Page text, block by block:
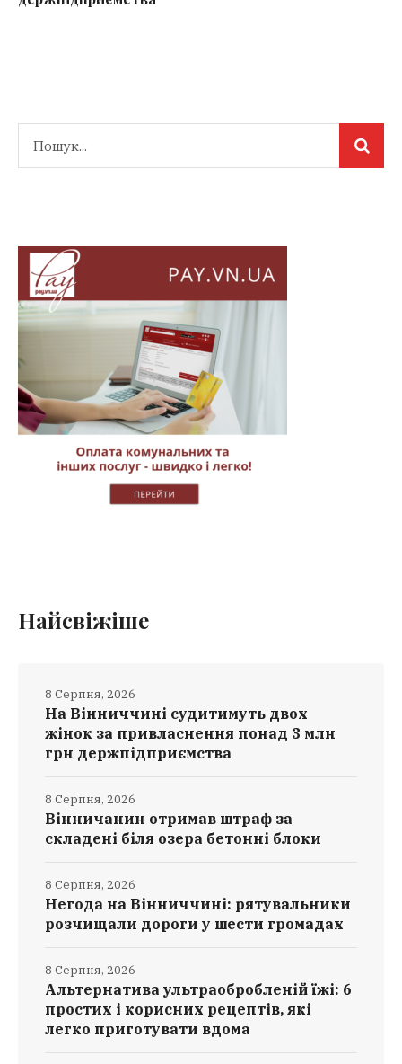
Найсвіжіше
На Вінниччині судитимуть двох
жінок за привласнення понад 3 млн
грн держпідприємства
8 Серпня, 2026
Вінничанин отримав штраф за
складені біля озера бетонні блоки
8 Серпня, 2026
Негода на Вінниччині: рятувальники
розчищали дороги у шести громадах
8 Серпня, 2026
Альтернатива ультраобробленій їжі: 6
простих і корисних рецептів, які
легко приготувати вдома
8 Серпня, 2026